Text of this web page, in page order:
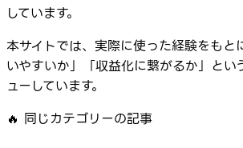
しています。
本サイトでは、実際に使った経験をもと
いやすいか」「収益化に繋がるか」とい
ューしています。
🔥 同じカテゴリーの記事